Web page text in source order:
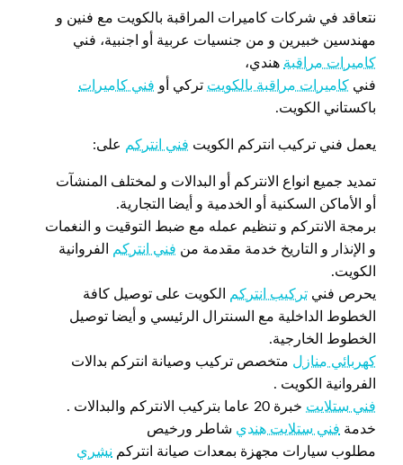
نتعاقد في شركات كاميرات المراقبة بالكويت مع فنين و
مهندسين خبيرين و من جنسيات عربية أو اجنبية، فني
كاميرات مراقبة هندي،
فني كاميرات مراقبة بالكويت تركي أو فني كاميرات
باكستاني الكويت.
يعمل فني تركيب انتركم الكويت فني انتركم على:
تمديد جميع انواع الانتركم أو البدالات و لمختلف المنشآت
أو الأماكن السكنية أو الخدمية و أيضا التجارية.
برمجة الانتركم و تنظيم عمله مع ضبط التوقيت و النغمات
و الإنذار و التاريخ خدمة مقدمة من فني انتركم
الفروانية
الكويت.
يحرص فني تركيب انتركم
الكويت على توصيل كافة
الخطوط الداخلية مع السنترال الرئيسي و أيضا توصيل
الخطوط الخارجية.
كهربائي منازل متخصص تركيب وصيانة انتركم بدالات
الفروانية الكويت .
فني ستلايت خبرة 20 عاما بتركيب الانتركم والبدالات .
خدمة فني ستلايت هندي شاطر ورخيص
مطلوب سيارات مجهزة بمعدات صيانة انتركم نشري